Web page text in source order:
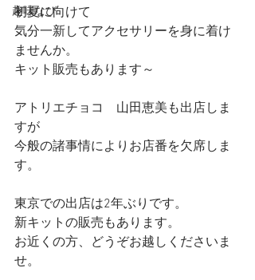
趣味なび
初夏に向けて
気分一新してアクセサリーを身に着け
ませんか。
キット販売もあります～
アトリエチョコ　山田恵美も出店しま
すが
今般の諸事情によりお店番を欠席しま
す。
東京での出店は2年ぶりです。
新キットの販売もあります。
お近くの方、どうぞお越しくださいま
せ。